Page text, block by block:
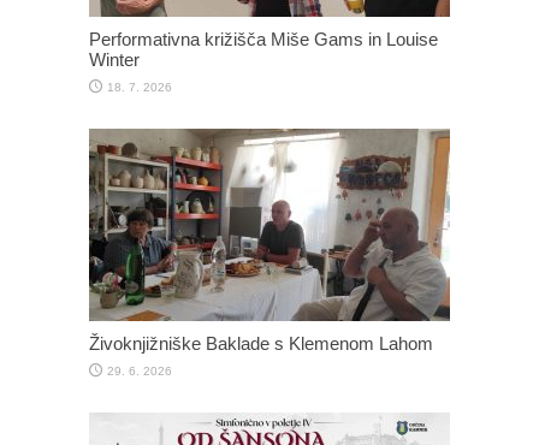
Performativna križišča Miše Gams in Louise
Winter
18. 7. 2026
Živoknjižniške Baklade s Klemenom Lahom
29. 6. 2026